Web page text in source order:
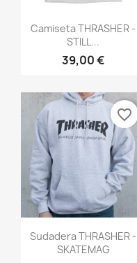
Vista rápida
Camiseta THRASHER -
STILL...
39,00 €
Vista rápida
Sudadera THRASHER -
SKATEMAG
favorite_border